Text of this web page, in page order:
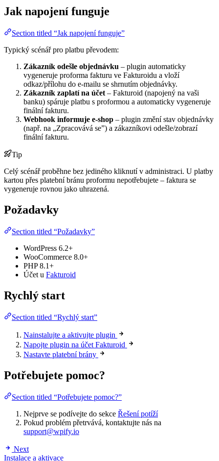
Jak napojení funguje
Section titled “Jak napojení funguje”
Typický scénář pro platbu převodem:
Zákazník odešle objednávku – plugin automaticky
vygeneruje proforma fakturu ve Fakturoidu a vloží
odkaz/přílohu do e-mailu se shrnutím objednávky.
Zákazník zaplatí na účet – Fakturoid (napojený na vaši
banku) spáruje platbu s proformou a automaticky vygeneruje
finální fakturu.
Webhook informuje e-shop – plugin změní stav objednávky
(např. na „Zpracovává se”) a zákazníkovi odešle/zobrazí
finální fakturu.
Tip
Celý scénář proběhne bez jediného kliknutí v administraci. U platby
kartou přes platební bránu proformu nepotřebujete – faktura se
vygeneruje rovnou jako uhrazená.
Požadavky
Section titled “Požadavky”
WordPress 6.2+
WooCommerce 8.0+
PHP 8.1+
Účet u Fakturoid
Rychlý start
Section titled “Rychlý start”
Nainstalujte a aktivujte plugin
Napojte plugin na účet Fakturoid
Nastavte platební brány
Potřebujete pomoc?
Section titled “Potřebujete pomoc?”
Nejprve se podívejte do sekce Řešení potíží
Pokud problém přetrvává, kontaktujte nás na
support@wpify.io
Next
Instalace a aktivace